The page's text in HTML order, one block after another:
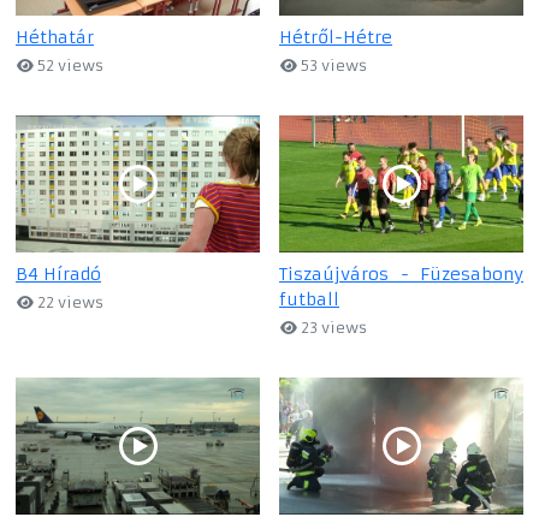
Héthatár
52 views
Hétről-Hétre
53 views
B4 Híradó
22 views
Tiszaújváros - Füzesabony
futball
23 views